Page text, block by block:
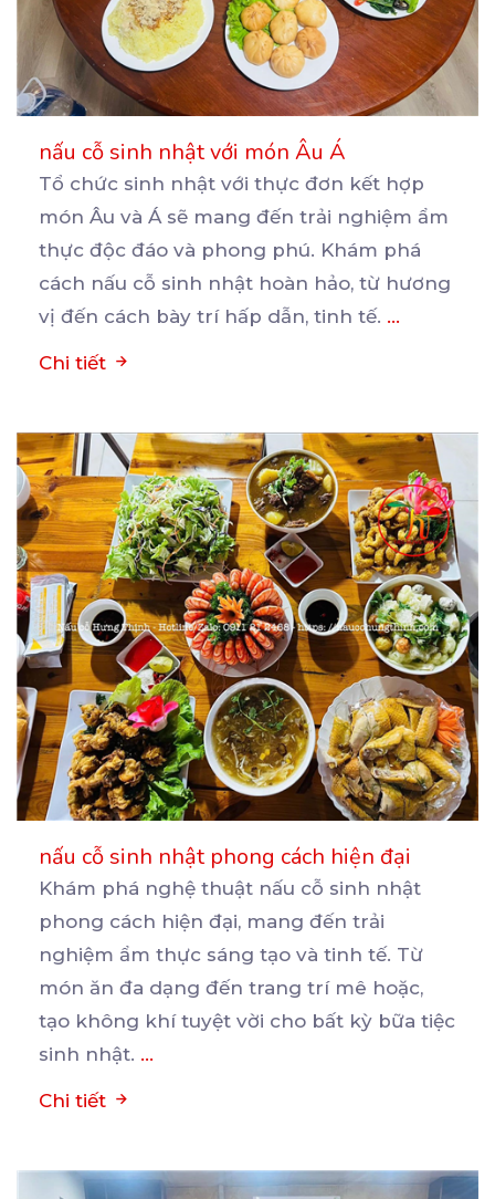
nấu cỗ sinh nhật với món Âu Á
Tổ chức sinh nhật với thực đơn kết hợp
món Âu và Á sẽ mang đến trải nghiệm ẩm
thực độc đáo và phong phú. Khám phá
cách nấu cỗ sinh nhật hoàn hảo, từ hương
vị đến cách bày trí hấp dẫn, tinh tế. ...
Chi tiết
nấu cỗ sinh nhật phong cách hiện đại
Khám phá nghệ thuật nấu cỗ sinh nhật
phong cách hiện đại, mang đến trải
nghiệm ẩm thực sáng tạo và tinh tế. Từ
món ăn đa dạng đến trang trí mê hoặc,
tạo không khí tuyệt vời cho bất kỳ bữa tiệc
sinh nhật. ...
Chi tiết